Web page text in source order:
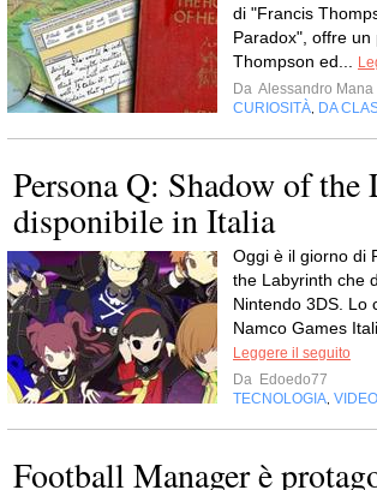
di "Francis
Paradox", offre
Thompson ed...
Da Alessandro Mana
CURIOSITÀ, DA
Persona Q: Shadow of
disponibile in Italia
Oggi è il giorno di
the Labyrinth che
Nintendo 3DS. Lo
Namco Games
Leggere il seguito
Da Edoedo77
TECNOLOGIA,
Football Manager è